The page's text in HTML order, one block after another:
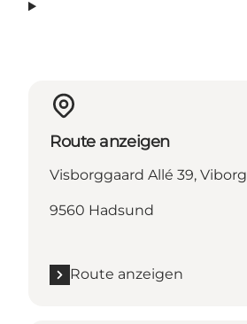
Route anzeigen
Visborggaard Allé 39, Viborg
9560 Hadsund
Route anzeigen